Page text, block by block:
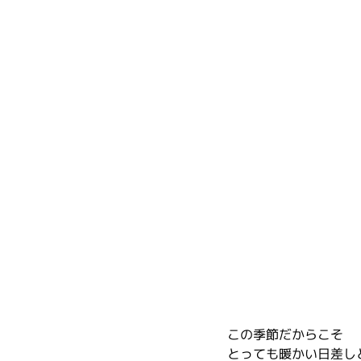
この季節だからこそ
とっても暖かい日差し